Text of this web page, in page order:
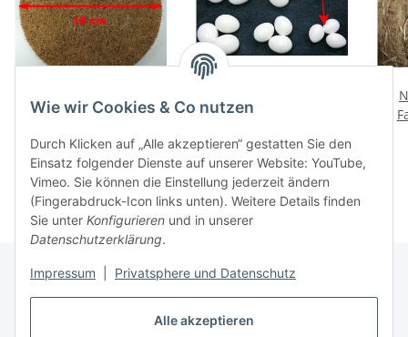
Alle akzeptieren
Wie wir Cookies & Co nutzen
Durch Klicken auf „Alle akzeptieren“ gestatten Sie den
Einsatz folgender Dienste auf unserer Website: YouTube,
Vimeo. Sie können die Einstellung jederzeit ändern
(Fingerabdruck-Icon links unten). Weitere Details finden
Sie unter Konfigurieren und in unserer
Datenschutzerklärung.
Impressum Privatsphere und Datenschutz
für Tauben
0,60 €
Kunststoff Taubeneier